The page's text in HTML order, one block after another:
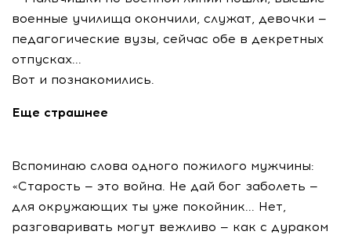
военные училища окончили, служат, девочки —
педагогические вузы, сейчас обе в декретных
отпусках...
Вот и познакомились.
Еще страшнее
Вспоминаю слова одного пожилого мужчины:
«Старость — это война. Не дай бог заболеть —
для окружающих ты уже покойник... Нет,
разговаривать могут вежливо — как с дураком